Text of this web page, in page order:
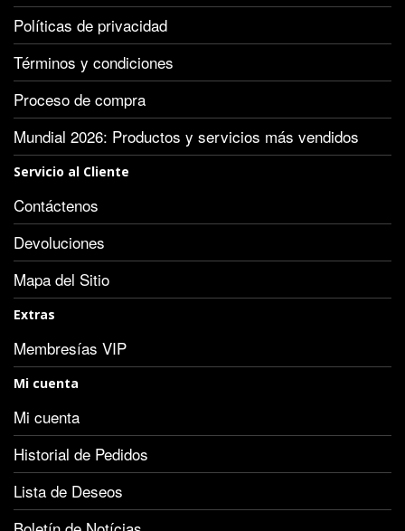
Políticas de privacidad
Términos y condiciones
Proceso de compra
Mundial 2026: Productos y servicios más vendidos
Servicio al Cliente
Contáctenos
Devoluciones
Mapa del Sitio
Extras
Membresías VIP
Mi cuenta
Mi cuenta
Historial de Pedidos
Lista de Deseos